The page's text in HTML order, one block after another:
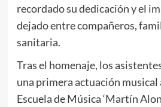
recordado su dedicación y el
dejado entre compañeros,
sanitaria.
Tras el homenaje, los
una primera actuación musical
Escuela de Música ‘Martín